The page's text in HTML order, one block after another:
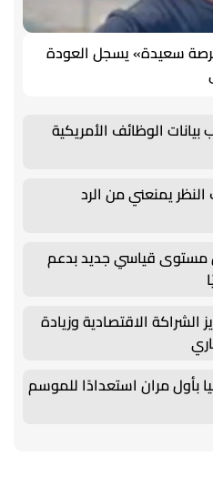
سعيدة» يسجل العودة
بيانات الوظائف الأمريكية
يمنعني من الرد
مستوى قياسي جديد بدعم
الشراكة الاقتصادية وزيادة
بأول مران استعدادًا للموسم